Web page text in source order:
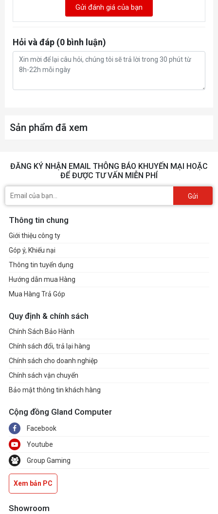
Gửi đánh giá của bạn
Hỏi và đáp (0 bình luận)
Sản phẩm đã xem
ĐĂNG KÝ NHẬN EMAIL THÔNG BÁO KHUYẾN MẠI HOẶC
ĐỂ ĐƯỢC TƯ VẤN MIỄN PHÍ
Gửi
Thông tin chung
Giới thiệu công ty
Góp ý, Khiếu nại
Thông tin tuyển dụng
Hướng dẫn mua Hàng
Mua Hàng Trả Góp
Quy định & chính sách
Chính Sách Bảo Hành
Chính sách đổi, trả lại hàng
Chính sách cho doanh nghiệp
Chính sách vận chuyển
Bảo mật thông tin khách hàng
Cộng đồng Gland Computer
Facebook
Youtube
Group Gaming
Xem bản PC
Showroom